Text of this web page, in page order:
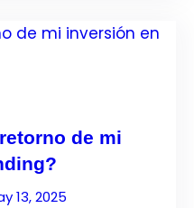
de mi
13, 2025